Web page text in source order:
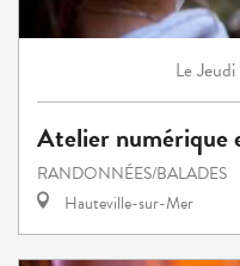
LeJeudi
Atelier numérique
RANDONNÉES/BALADES
Hauteville-sur-Mer